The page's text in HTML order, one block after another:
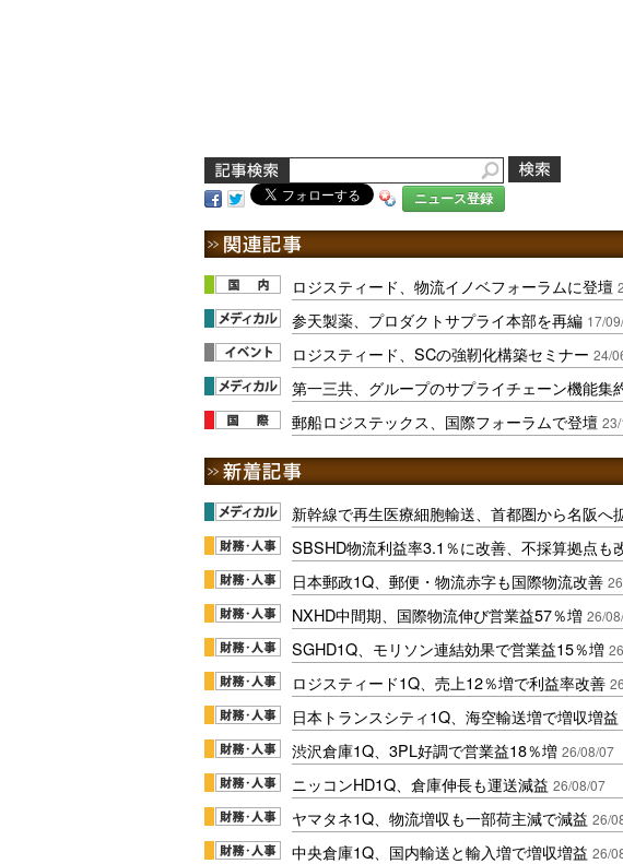
ニュース登録
ロジスティード、物流イノベフォーラムに登壇
参天製薬、プロダクトサプライ本部を再編 17/
ロジスティード、SCの強靭化構築セミナー 24/
第一三共、グループのサプライチェーン機能集
郵船ロジステックス、国際フォーラムで登壇
新幹線で再生医療細胞輸送、首都圏から名阪へ
SBSHD物流利益率3.1％に改善、不採算拠点も
日本郵政1Q、郵便・物流赤字も国際物流改善
NXHD中間期、国際物流伸び営業益57％増 26/
SGHD1Q、モリソン連結効果で営業益15％増
ロジスティード1Q、売上12％増で利益率改善
日本トランスシティ1Q、海空輸送増で増収増益
渋沢倉庫1Q、3PL好調で営業益18％増 26/08/07
ニッコンHD1Q、倉庫伸長も運送減益 26/08/07
ヤマタネ1Q、物流増収も一部荷主減で減益 26/
中央倉庫1Q、国内輸送と輸入増で増収増益 26/